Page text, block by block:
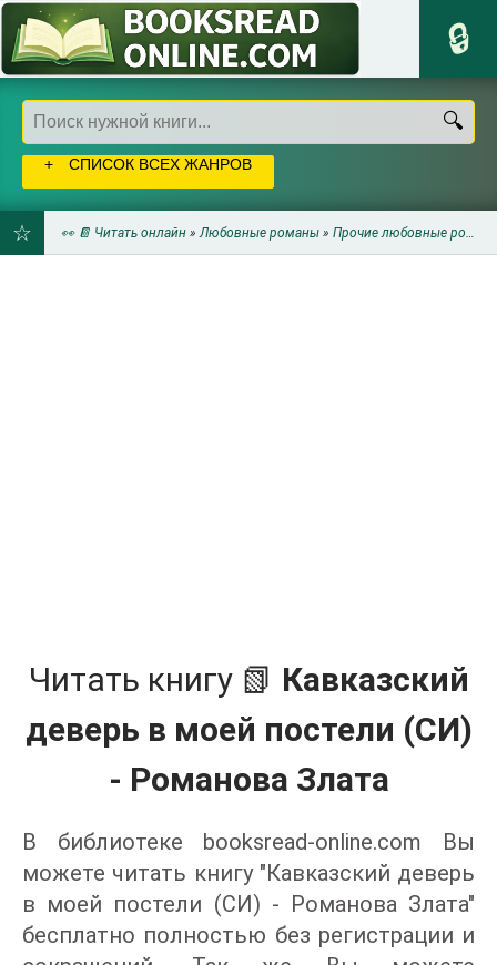
СПИСОК ВСЕХ ЖАНРОВ
👀 📔 Читать онлайн »Любовные романы » Прочие любовные романы
Читать книгу 📗 Кавказский
деверь в моей постели (СИ)
- Романова Злата
В библиотеке booksread-online.com Вы
можете читать книгу "Кавказский деверь
в моей постели (СИ) - Романова Злата"
бесплатно полностью без регистрации и